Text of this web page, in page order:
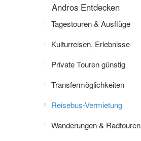
Andros Entdecken
Tagestouren & Ausflüge
Kulturreisen, Erlebnisse
Private Touren günstig
Transfermöglichkeiten
Reisebus-Vermietung
Wanderungen & Radtouren